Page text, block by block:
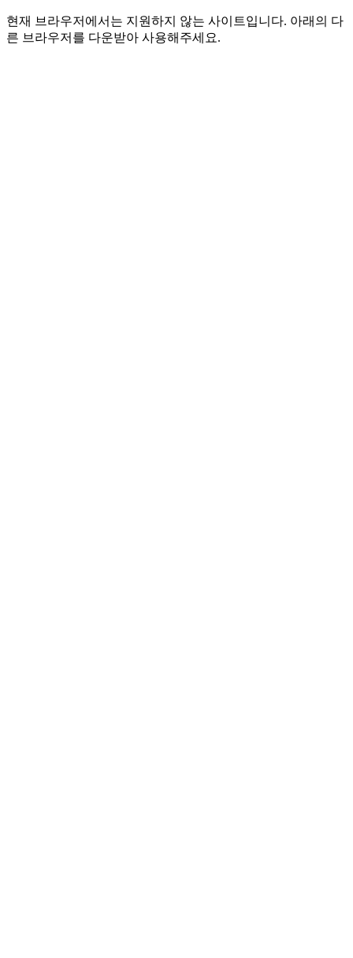
현재 브라우저에서는 지원하지 않는 사이트입니다. 아래의 다
른 브라우저를 다운받아 사용해주세요.